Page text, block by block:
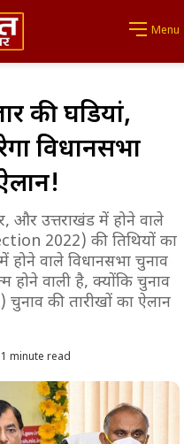
Menu
की घडियां,
विधानसभा
और उत्तराखंड में होने वाले
2022) की तिथियों का
होने वाले विधानसभा चुनाव
वाली है, क्योंकि चुनाव
की तारीखों का ऐलान
1 minute read